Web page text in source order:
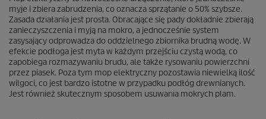
myje i zbiera zabrudzenia, co oznacza sprzątanie o 50% szybsze.
Zasada działania jest prosta. Obracające się pady dokładnie zbierają
zanieczyszczenia i myją na mokro, a jednocześnie system
zasysający odprowadza do oddzielnego zbiornika brudną wodę. W
efekcie podłoga jest myta w każdym przejściu czystą wodą, co
zapobiega rozmazywaniu brudu, ale także rysowaniu powierzchni
przez piasek. Poza tym mop elektryczny pozostawia niewielką ilość
wilgoci, co jest bardzo istotne w przypadku podłóg drewnianych.
Jest również skutecznym sposobem usuwania mokrych plam.